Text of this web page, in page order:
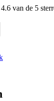
van de 5